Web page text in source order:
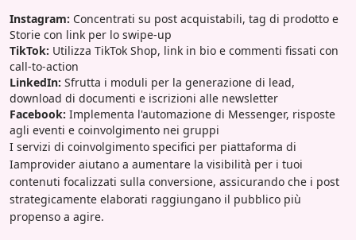
Instagram: Concentrati su post acquistabili, tag di prodotto e
Storie con link per lo swipe-up
TikTok: Utilizza TikTok Shop, link in bio e commenti fissati con
call-to-action
LinkedIn: Sfrutta i moduli per la generazione di lead,
download di documenti e iscrizioni alle newsletter
Facebook: Implementa l'automazione di Messenger, risposte
agli eventi e coinvolgimento nei gruppi
I servizi di coinvolgimento specifici per piattaforma di
Iamprovider aiutano a aumentare la visibilità per i tuoi
contenuti focalizzati sulla conversione, assicurando che i post
strategicamente elaborati raggiungano il pubblico più
propenso a agire.